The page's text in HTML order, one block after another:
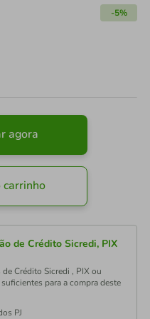
-5%
agora
carrinho
de Crédito Sicredi, PIX
Crédito Sicredi , PIX ou
para a compra deste
PJ